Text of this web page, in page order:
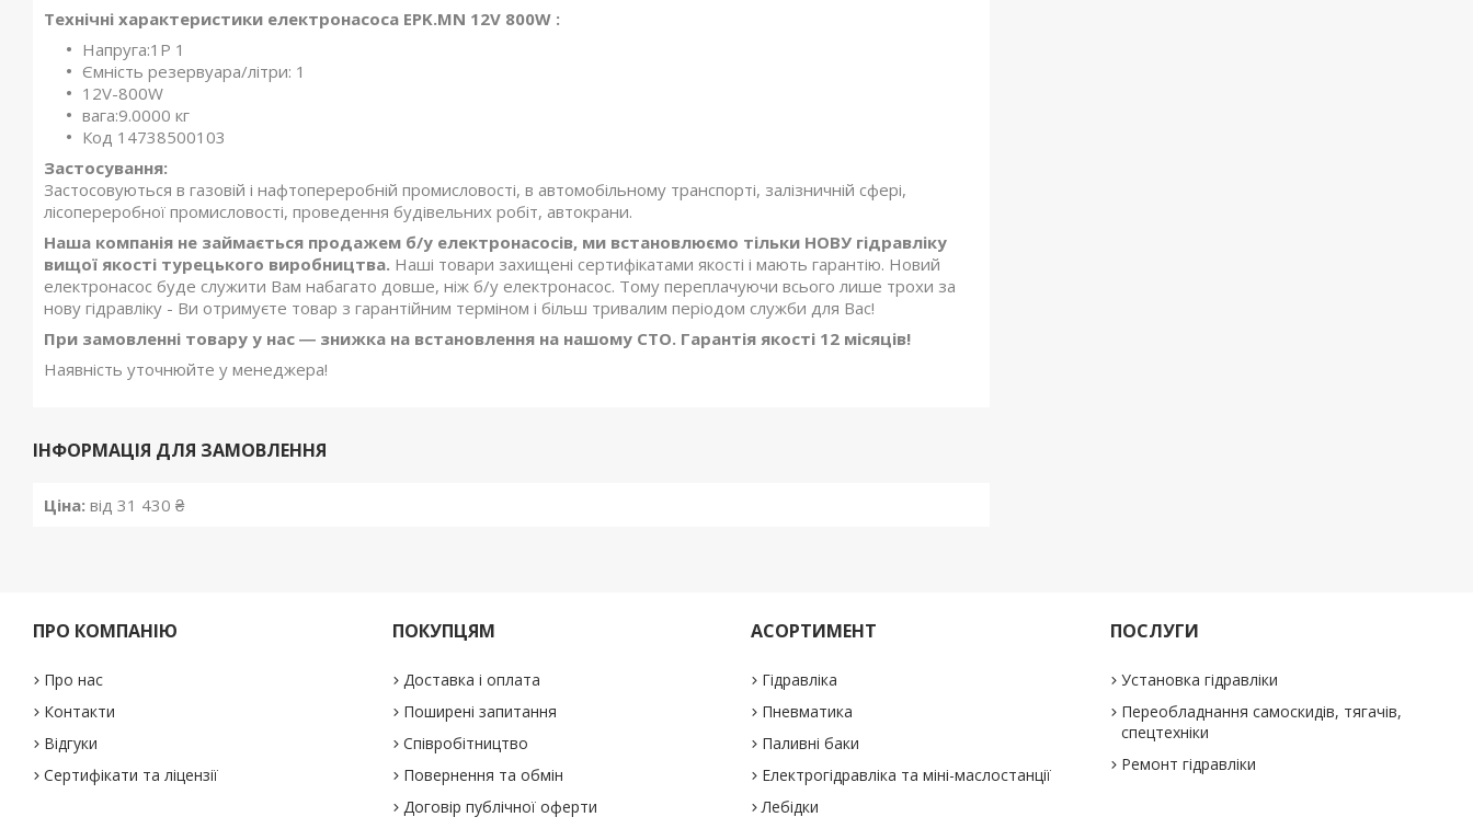
Технічні характеристики електронасоса EPK.MN 12V 800W :
Напруга:1P 1
Ємність резервуара/літри: 1
12V-800W
вага:9.0000 кг
Код 14738500103
Застосування:
Застосовуються в газовій і нафтопереробній промисловості, в автомобільному транспорті, залізничній сфері,
лісопереробної промисловості, проведення будівельних робіт, автокрани.
Наша компанія не займається продажем б/у електронасосів, ми встановлюємо тільки НОВУ гідравліку
вищої якості турецького виробництва. Наші товари захищені сертифікатами якості і мають гарантію. Новий
електронасос буде служити Вам набагато довше, ніж б/у електронасос. Тому переплачуючи всього лише трохи за
нову гідравліку - Ви отримуєте товар з гарантійним терміном і більш тривалим періодом служби для Вас!
При замовленні товару у нас ― знижка на встановлення на нашому СТО. Гарантія якості 12 місяців!
Наявність уточнюйте у менеджера!
ІНФОРМАЦІЯ ДЛЯ ЗАМОВЛЕННЯ
Ціна: від 31 430 ₴
ПРО КОМПАНІЮ
Про нас
Контакти
Відгуки
Сертифікати та ліцензії
ПОКУПЦЯМ
Доставка і оплата
Поширені запитання
Співробітництво
Повернення та обмін
Договір публічної оферти
АСОРТИМЕНТ
Гідравліка
Пневматика
Паливні баки
Електрогідравліка та міні-маслостанції
Лебідки
ПОСЛУГИ
Установка гідравліки
Переобладнання самоскидів, тягачів,
спецтехніки
Ремонт гідравліки